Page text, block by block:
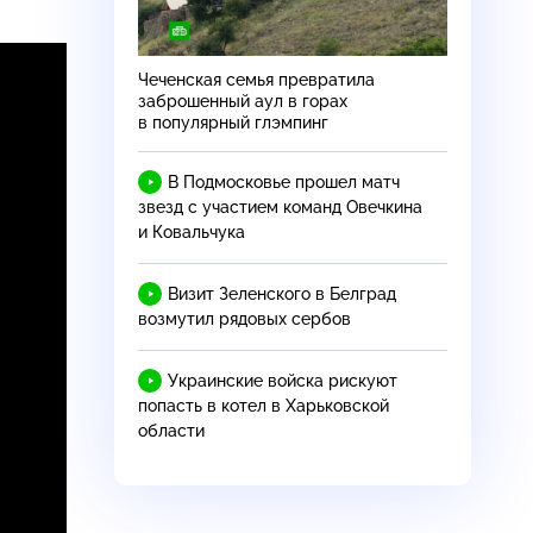
Чеченская семья превратила
заброшенный аул в горах
в популярный глэмпинг
В Подмосковье прошел матч
звезд с участием команд Овечкина
и Ковальчука
Визит Зеленского в Белград
возмутил рядовых сербов
Украинские войска рискуют
попасть в котел в Харьковской
области